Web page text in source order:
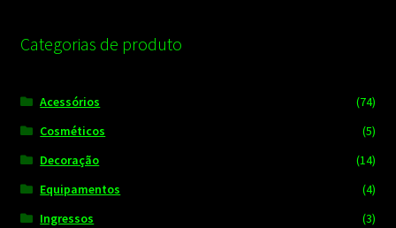
Categorias de produto
Acessórios
(74)
Cosméticos
(5)
Decoração
(14)
Equipamentos
(4)
Ingressos
(3)